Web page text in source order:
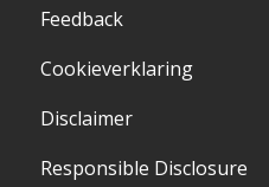
Feedback
Cookieverklaring
Disclaimer
Responsible Disclosure